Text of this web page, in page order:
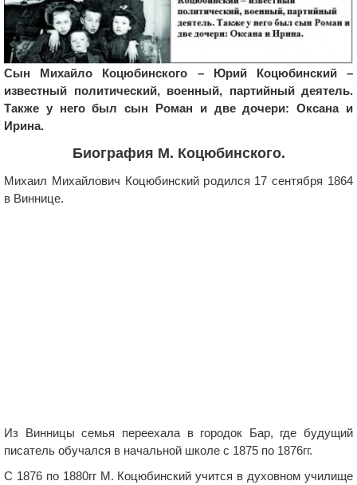
Сын Михайло Коцюбинского – Юрий Коцюбинский –
известный политический, военный, партийный деятель.
Также у него был сын Роман и две дочери: Оксана и
Ирина.
Биография М. Коцюбинского.
Михаил Михайлович Коцюбинский родился 17 сентября 1864
в Виннице.
Из Винницы семья переехала в городок Бар, где будущий
писатель обучался в начальной школе с 1875 по 1876гг.
С 1876 по 1880гг М. Коцюбинский учится в духовном училище